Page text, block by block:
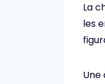
La
les